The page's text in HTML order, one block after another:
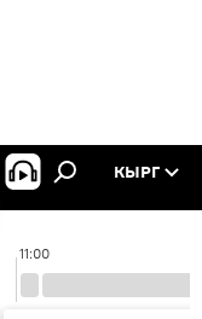
КЫРГ
11:00